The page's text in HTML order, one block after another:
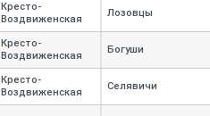
Кресто-
Воздвиженская
Лозовцы
Кресто-
Воздвиженская
Богуши
Кресто-
Воздвиженская
Селявичи